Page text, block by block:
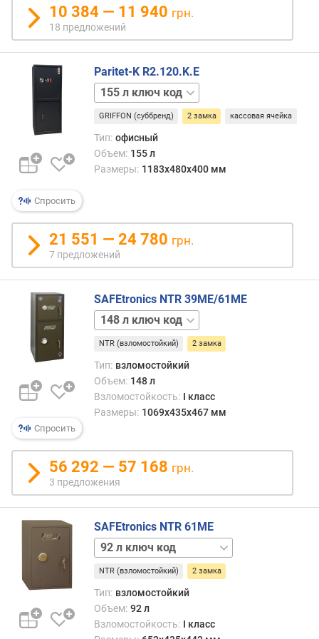
л
-
в
о
к
р
а
о
в
ш
т
)
к
р
ю
(
т
)
м
а
с
т
л
в
(
ш
ключ
31 л
механика
55 л
ключ
55 л
ключ
код
55 л
10 384 — 11 940 грн.
18 предложений
Спросить
Paritet-K R2.120.K.E
155 л
ключ
155 л
код
GRIFFON (суббренд) 2 замка кассовая ячейка
Тип: офисный
Объем: 155 л
Размеры: 1183x480x400 мм
21 551 — 24 780 грн.
7 предложений
Спросить
SAFEtronics NTR 39ME/61ME
148 л
ключ
180 л
ключ
180 л
ключ
код
NTR (взломостойкий) 2 замка
Тип: взломостойкий
Объем: 148 л
Взломостойкость: I класс
Размеры: 1069x435x467 мм
56 292 — 57 168 грн.
3 предложения
SAFEtronics NTR 61ME
92 л
ключ
92 л
ключ
механика
92 л
код
NTR (взломостойкий) 2 замка
Тип: взломостойкий
Объем: 92 л
Взломостойкость: I класс